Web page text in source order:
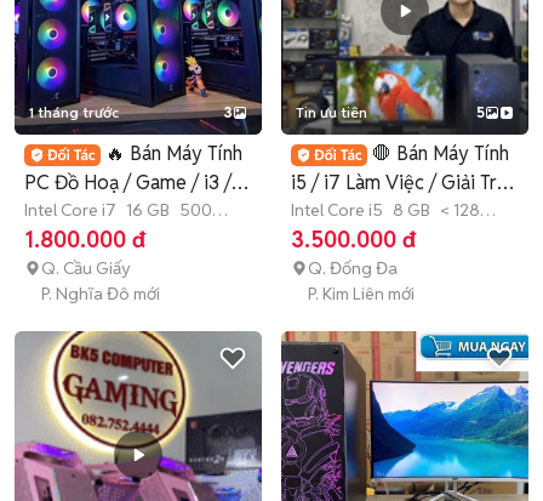
1 tháng trước 3
🔥 Bán Máy Tính
PC Đồ Hoạ / Game / i3 /i5
/ i7 💯
Intel Core i7 16 GB 500
GB SSD
1.800.000 đ
Q. Cầu Giấy
P. Nghĩa Đô mới
Tin ưu tiên 5
🛑 Bán Máy Tính
i5 / i7 Làm Việc / Giải Trí
Học Tập
Intel Core i5 8 GB < 128
GB SSD
3.500.000 đ
Q. Đống Đa
P. Kim Liên mới